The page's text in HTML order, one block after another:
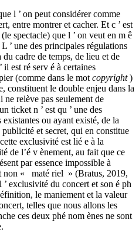
l ’ on peut considérer comme
entre montrer et cacher. Et c ’ est
spectacle) que l ’ on veut en m ê
’ une des principales régulations
cadre de temps, de lieu et de
il est ré serv é à certaines
(comme dans le mot copyright)
constituent le double enjeu dans la
relève pas seulement de
ticket n ’ est qu ’ une des
ou ayant existé, de la
et secret, qui en constitue
exclusivité est lié e à la
de l’é v ènement, au fait que ce
par essence impossible à
« maté riel » (Bratus, 2019,
exclusivité du concert et son é ph
le maniement et la valeur
telles que nous allons les
ces deux phé nom ènes ne sont